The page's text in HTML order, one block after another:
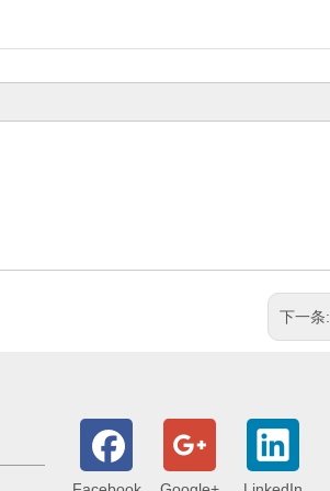
下一条: